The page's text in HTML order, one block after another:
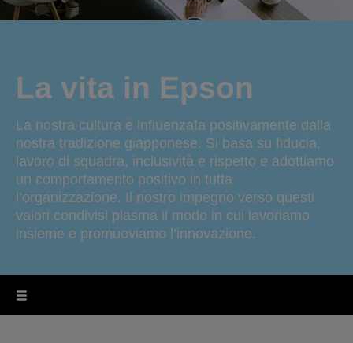
La vita in Epson
La nostra cultura è influenzata positivamente dalla
nostra tradizione giapponese. Si basa su fiducia,
lavoro di squadra, inclusività e rispetto e adottiamo
un comportamento positivo in tutta
l’organizzazione. Il nostro impegno verso questi
valori condivisi plasma il modo in cui lavoriamo
insieme e promuoviamo l’innovazione.